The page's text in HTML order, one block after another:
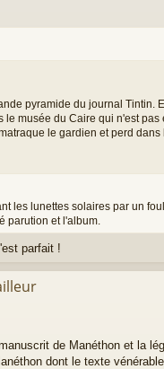
pyramide du journal Tintin.
le musée du Caire qui n'est
le gardien et perd
les lunettes solaires par un
parution et l'album.
parfait !
de Manéthon et la
dont le texte